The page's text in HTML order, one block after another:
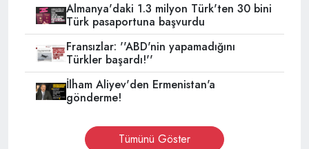
Almanya'daki 1.3 milyon Türk'ten 30 bini
Türk pasaportuna başvurdu
Fransızlar: ''ABD'nin yapamadığını
Türkler başardı!''
İlham Aliyev'den Ermenistan'a
gönderme!
Tümünü Göster